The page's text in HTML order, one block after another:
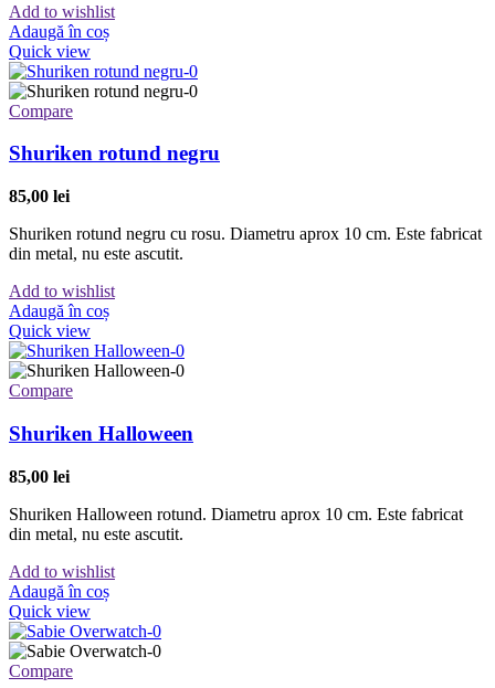
Add to wishlist
Adaugă în coș
Quick view
Compare
Shuriken rotund negru
85,00 lei
Shuriken rotund negru cu rosu. Diametru aprox 10 cm. Este fabricat
din metal, nu este ascutit.
Add to wishlist
Adaugă în coș
Quick view
Compare
Shuriken Halloween
85,00 lei
Shuriken Halloween rotund. Diametru aprox 10 cm. Este fabricat
din metal, nu este ascutit.
Add to wishlist
Adaugă în coș
Quick view
Compare